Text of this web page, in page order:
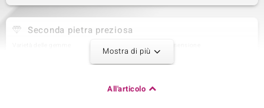
Seconda pietra preziosa
Quantità e dimensione
16 à 1,5 mm
Taglio Brillante Rotondo
Mostra di più
All'articolo